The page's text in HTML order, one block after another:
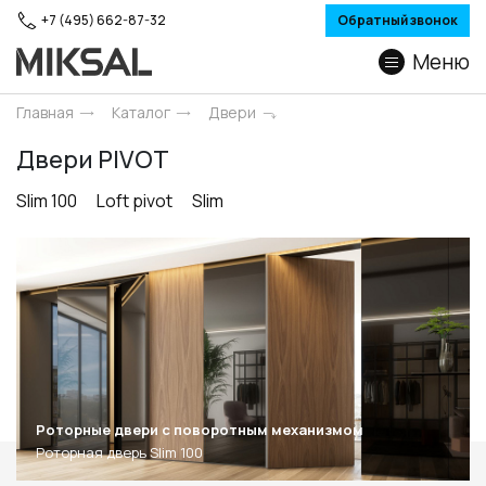
+7 (495) 662-87-32 Обратный звонок
Меню
Главная Каталог Двери
Двери PIVOT
Slim 100 Loft pivot Slim
Роторные двери c поворотным механизмом
Роторная дверь Slim 100